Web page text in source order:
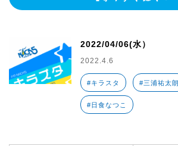
2022/04/06(水）
2022.4.6
#キラスタ #三浦祐太朗
#日食なつこ